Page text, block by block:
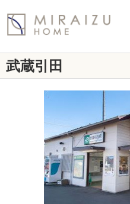
武蔵引田